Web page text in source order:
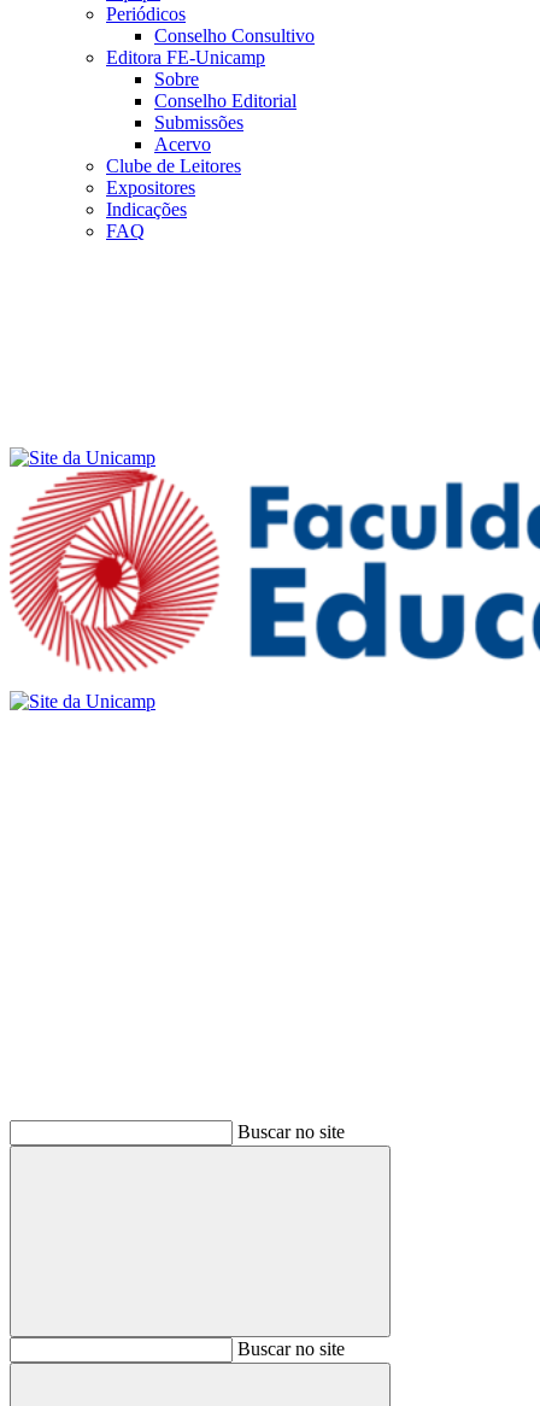
Periódicos
Conselho Consultivo
Editora FE-Unicamp
Sobre
Conselho Editorial
Submissões
Acervo
Clube de Leitores
Expositores
Indicações
FAQ
Buscar no site
BuscarBuscar no site